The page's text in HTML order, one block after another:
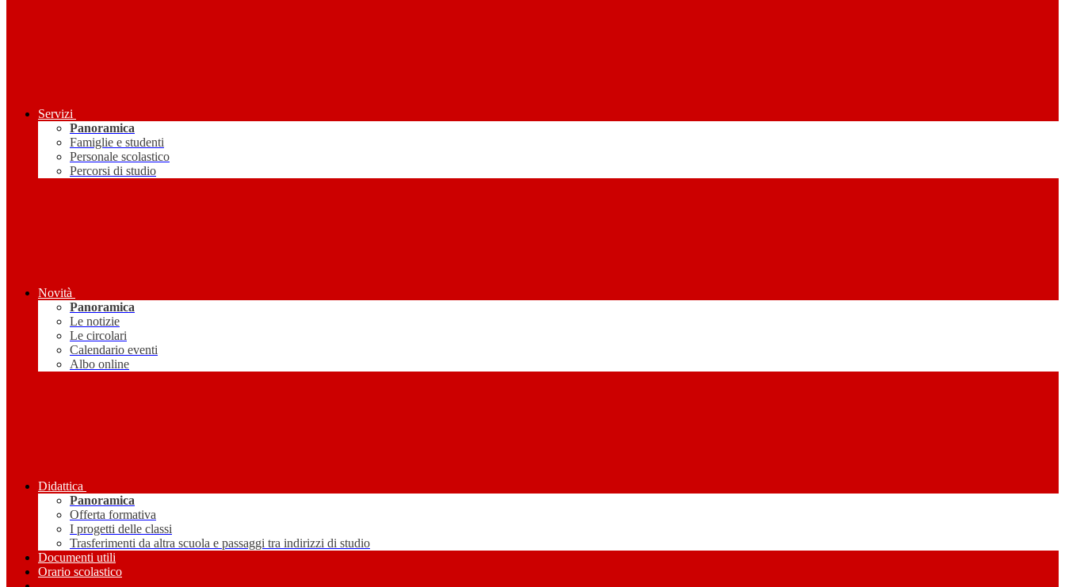
Servizi
Panoramica
Famiglie e studenti
Personale scolastico
Percorsi di studio
Novità
Panoramica
Le notizie
Le circolari
Calendario eventi
Albo online
Didattica
Panoramica
Offerta formativa
I progetti delle classi
Trasferimenti da altra scuola e passaggi tra indirizzi di studio
Documenti utili
Orario scolastico